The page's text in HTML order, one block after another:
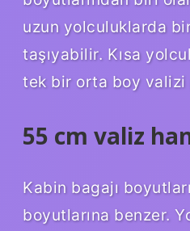
uzun yolculuklarda
taşıyabilir. Kısa
tek bir orta boy valizi
55 cm valiz
Kabin bagajı
boyutlarına benzer.